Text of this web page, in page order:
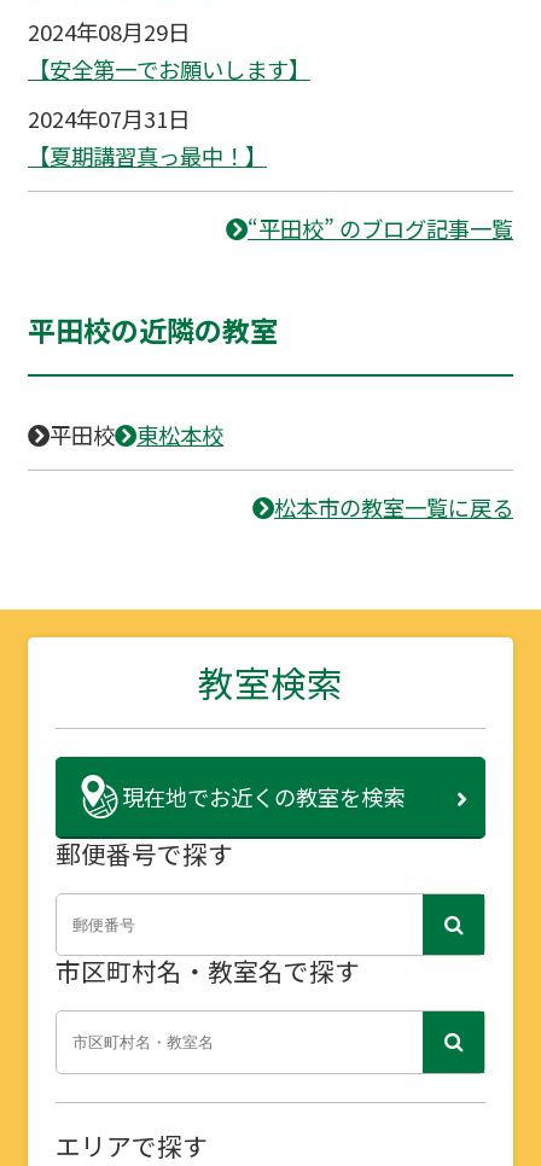
2024年08月29日
【安全第一でお願いします】
2024年07月31日
【夏期講習真っ最中！】
“平田校” のブログ記事一覧
平田校の近隣の教室
平田校 東松本校
松本市の教室一覧に戻る
教室検索
現在地でお近くの教室を検索
郵便番号で探す
市区町村名・教室名で探す
エリアで探す